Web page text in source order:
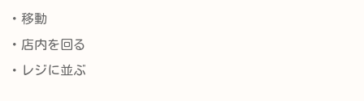
・移動
・店内を回る
・レジに並ぶ